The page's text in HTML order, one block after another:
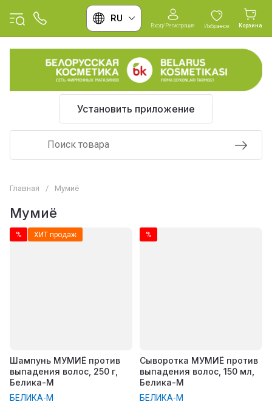
RU
Вход/Регистрация Избранное Корзина
Установить приложение
Главная / Мумиё
Мумиё
% ХИТ продаж
Шампунь МУМИЁ против
выпадения волос, 250 г,
Белика-М
БЕЛИКА-М
%
Сыворотка МУМИЁ против
выпадения волос, 150 мл,
Белика-М
БЕЛИКА-М